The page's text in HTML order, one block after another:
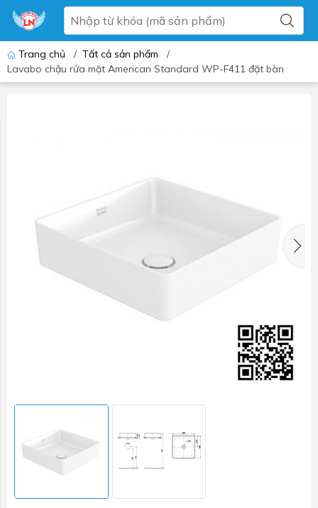
Trang chủ / Tất cả sản phẩm
/
Lavabo chậu rửa mặt American Standard WP-F411 đặt bàn